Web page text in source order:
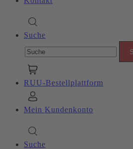
Suche
RUU-Bestellplattform
Mein Kundenkonto
Suche